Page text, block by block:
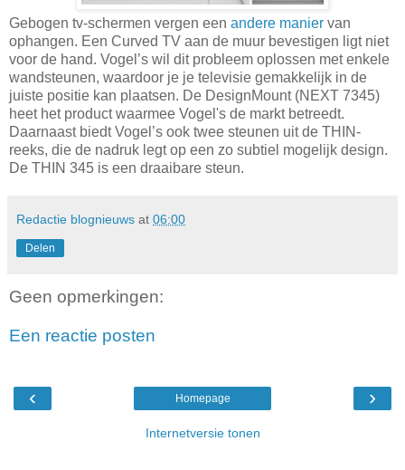
Gebogen tv-schermen vergen een andere manier van
ophangen. Een Curved TV aan de muur bevestigen ligt niet
voor de hand. Vogel’s wil dit probleem oplossen met enkele
wandsteunen, waardoor je je televisie gemakkelijk in de
juiste positie kan plaatsen. De DesignMount (NEXT 7345)
heet het product waarmee Vogel's de markt betreedt.
Daarnaast biedt Vogel’s ook twee steunen uit de THIN-
reeks, die de nadruk legt op een zo subtiel mogelijk design.
De THIN 345 is een draaibare steun.
Redactie blognieuws at 06:00
Delen
Geen opmerkingen:
Een reactie posten
‹ ›
Homepage
Internetversie tonen